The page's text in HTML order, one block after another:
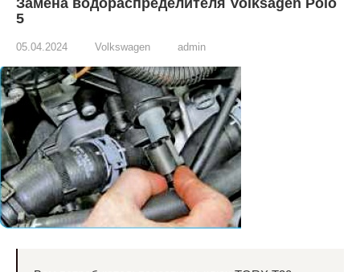
Замена водораспределителя Volksagen Polo
5
05.04.2024 Volkswagen admin